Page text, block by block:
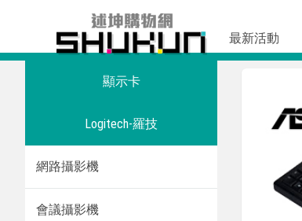
最新活動
顯示卡
Logitech-羅技
網路攝影機
會議攝影機